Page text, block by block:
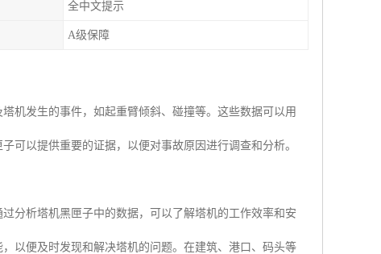
全中文提示
A级保障
机发生的事件，如起重臂倾斜、碰撞等。这些数据可以用
可以提供重要的证据，以便对事故原因进行调查和分析。
分析塔机黑匣子中的数据，可以了解塔机的工作效率和安
以便及时发现和解决塔机的问题。在建筑、港口、码头等